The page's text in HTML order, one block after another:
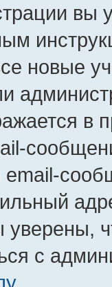
вы
новые
в
с